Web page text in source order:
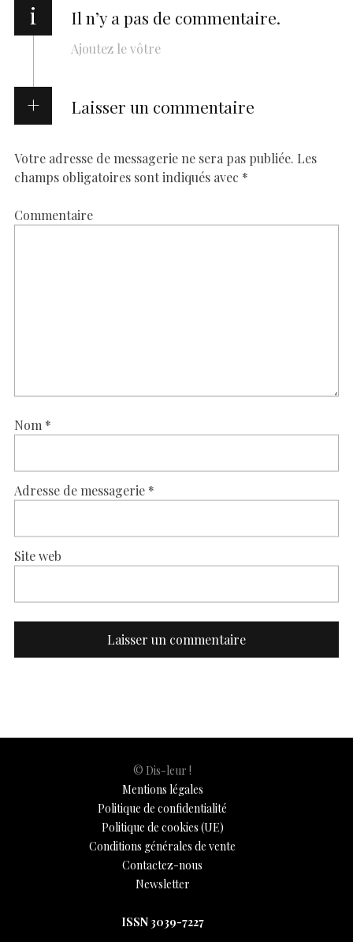
i Il n’y a pas de commentaire.
Ajoutez le vôtre
Laisser un commentaire
Votre adresse de messagerie ne sera pas publiée. Les
champs obligatoires sont indiqués avec *
Commentaire
Nom *
Adresse de messagerie *
Site web
© Dis-leur !
Mentions légales
Politique de confidentialité
Politique de cookies (UE)
Conditions générales de vente
Contactez-nous
Newsletter
ISSN 3039-7227